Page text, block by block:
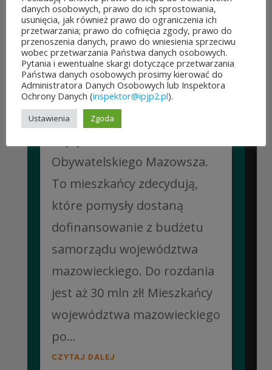
ROZPOCZĘŁO SIĘ GŁOSOWANIE W BUDŻECIE
OBYWATELSKIM MAZOWSZA!
03 sierpnia&8b44p;2026
Można już głosować
na projekty zgłoszone do 7.
Obywatelskiego Mazowsza.
To mieszkańcy zdecydują,
które pomysły dostaną
dofinansowanie z budżetu
samorządu województwa
mazowieckiego. Do rozdania
jest aż 30 mln zł! Mieszkańcy
województwa mazowieckiego
po...
CZYTAJ DALEJ
danych osobowych, prawo do ich sprostowania,
usunięcia, jak również prawo do ograniczenia ich
przetwarzania; prawo do cofnięcia zgody, prawo do
przenoszenia danych, prawo do wniesienia sprzeciwu
wobec przetwarzania Państwa danych osobowych.
Pytania i ewentualne skargi dotyczące przetwarzania
Państwa danych osobowych prosimy kierować do
Administratora Danych Osobowych lub Inspektora
Ochrony Danych (inspektor@ipjp2.pl).
Ustawienia Zgoda